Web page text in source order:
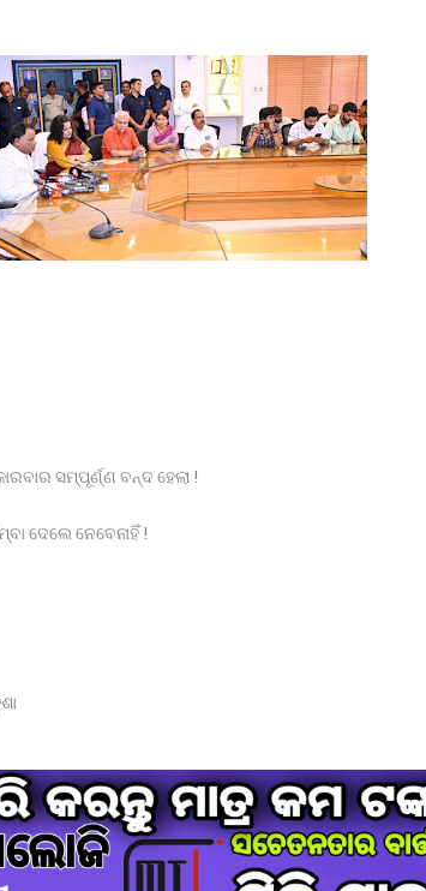
20ରୁ ଉର୍ଦ୍ଧ ଛାତ୍ରଙ୍କୁ ମାଡ, ବିଭାଗୀୟ ତଦନ୍ତ ଆରମ୍ଭ l
ଅଧିକାରୀଙ୍କ ଉପରେ ହୋଇଥିବା ଦୁର୍ବ୍ୟବହାର ପ୍ରତିବାଦରେ ଗଣ ଧାରଣା।
ସମ୍ପୂର୍ଣ୍ଣ ବନ୍ଦ ହେଲା !
ଦେଲେ ନେବେନାହିଁ !